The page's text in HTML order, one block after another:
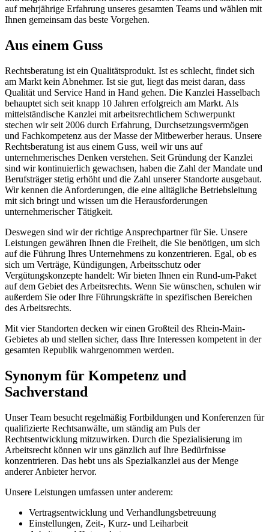
auf mehrjährige Erfahrung unseres gesamten Teams und wählen mit
Ihnen gemeinsam das beste Vorgehen.
Aus einem Guss
Rechtsberatung ist ein Qualitätsprodukt. Ist es schlecht, findet sich
am Markt kein Abnehmer. Ist sie gut, liegt das meist daran, dass
Qualität und Service Hand in Hand gehen. Die Kanzlei Hasselbach
behauptet sich seit knapp 10 Jahren erfolgreich am Markt. Als
mittelständische Kanzlei mit arbeitsrechtlichem Schwerpunkt
stechen wir seit 2006 durch Erfahrung, Durchsetzungsvermögen
und Fachkompetenz aus der Masse der Mitbewerber heraus. Unsere
Rechtsberatung ist aus einem Guss, weil wir uns auf
unternehmerisches Denken verstehen. Seit Gründung der Kanzlei
sind wir kontinuierlich gewachsen, haben die Zahl der Mandate und
Berufsträger stetig erhöht und die Zahl unserer Standorte ausgebaut.
Wir kennen die Anforderungen, die eine alltägliche Betriebsleitung
mit sich bringt und wissen um die Herausforderungen
unternehmerischer Tätigkeit.
Deswegen sind wir der richtige Ansprechpartner für Sie. Unsere
Leistungen gewähren Ihnen die Freiheit, die Sie benötigen, um sich
auf die Führung Ihres Unternehmens zu konzentrieren. Egal, ob es
sich um Verträge, Kündigungen, Arbeitsschutz oder
Vergütungskonzepte handelt: Wir bieten Ihnen ein Rund-um-Paket
auf dem Gebiet des Arbeitsrechts. Wenn Sie wünschen, schulen wir
außerdem Sie oder Ihre Führungskräfte in spezifischen Bereichen
des Arbeitsrechts.
Mit vier Standorten decken wir einen Großteil des Rhein-Main-
Gebietes ab und stellen sicher, dass Ihre Interessen kompetent in der
gesamten Republik wahrgenommen werden.
Synonym für Kompetenz und
Sachverstand
Unser Team besucht regelmäßig Fortbildungen und Konferenzen für
qualifizierte Rechtsanwälte, um ständig am Puls der
Rechtsentwicklung mitzuwirken. Durch die Spezialisierung im
Arbeitsrecht können wir uns gänzlich auf Ihre Bedürfnisse
konzentrieren. Das hebt uns als Spezialkanzlei aus der Menge
anderer Anbieter hervor.
Unsere Leistungen umfassen unter anderem:
Vertragsentwicklung und Verhandlungsbetreuung
Einstellungen, Zeit-, Kurz- und Leiharbeit